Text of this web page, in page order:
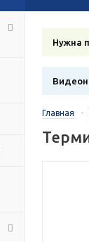
Нужна
Главная -